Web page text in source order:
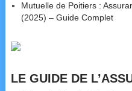
Mutuelle de Poitiers :
(2025) – Guide Complet
LE GUIDE DE